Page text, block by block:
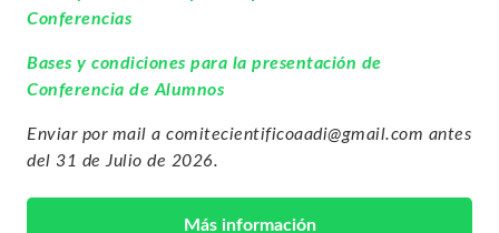
Conferencias
Bases y condiciones para la presentación de
Conferencia de Alumnos
Enviar por mail a comitecientificoaadi@gmail.com antes
del 31 de Julio de 2026.
Más información